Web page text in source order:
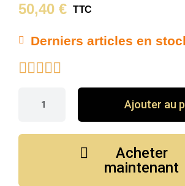
50,40 € TTC
Derniers articles en

Ajouter au
Acheter
maintenant